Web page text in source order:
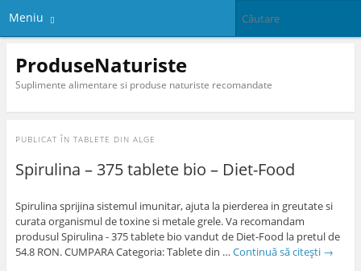
Meniu
ProduseNaturiste
Suplimente alimentare si produse naturiste recomandate
PUBLICAT ÎN TABLETE DIN ALGE
Spirulina – 375 tablete bio – Diet-Food
Spirulina sprijina sistemul imunitar, ajuta la pierderea in greutate si
curata organismul de toxine si metale grele. Va recomandam
produsul Spirulina - 375 tablete bio vandut de Diet-Food la pretul de
54.8 RON. CUMPARA Categoria: Tablete din … Continuă să citești →